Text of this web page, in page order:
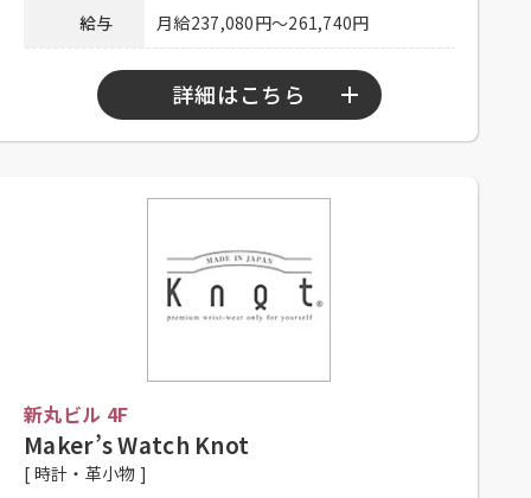
給与 月給237,080円～261,740円
詳細はこちら
フリーター歓迎、未経験者可
昇給有り、社保完備、制服貸与、社
部支給（上限30,000円／月）
応募方法
メールアドレスにご連絡ください。
Mail：hr-ca@queensway-group.jp
新丸ビル 4F
Maker’s Watch Knot
[ 時計・革小物 ]